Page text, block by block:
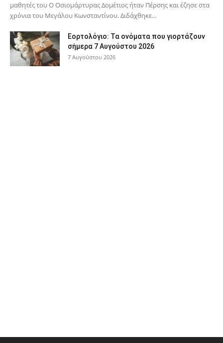
μαθητές του Ο Oσιομάρτυρας Δομέτιος ήταν Πέρσης και έζησε στα
χρόνια του Μεγάλου Κωνσταντίνου. Διδάχθηκε...
Εορτολόγιο: Τα ονόματα που γιορτάζουν
σήμερα 7 Αυγούστου 2026
7 Αυγούστου 2026